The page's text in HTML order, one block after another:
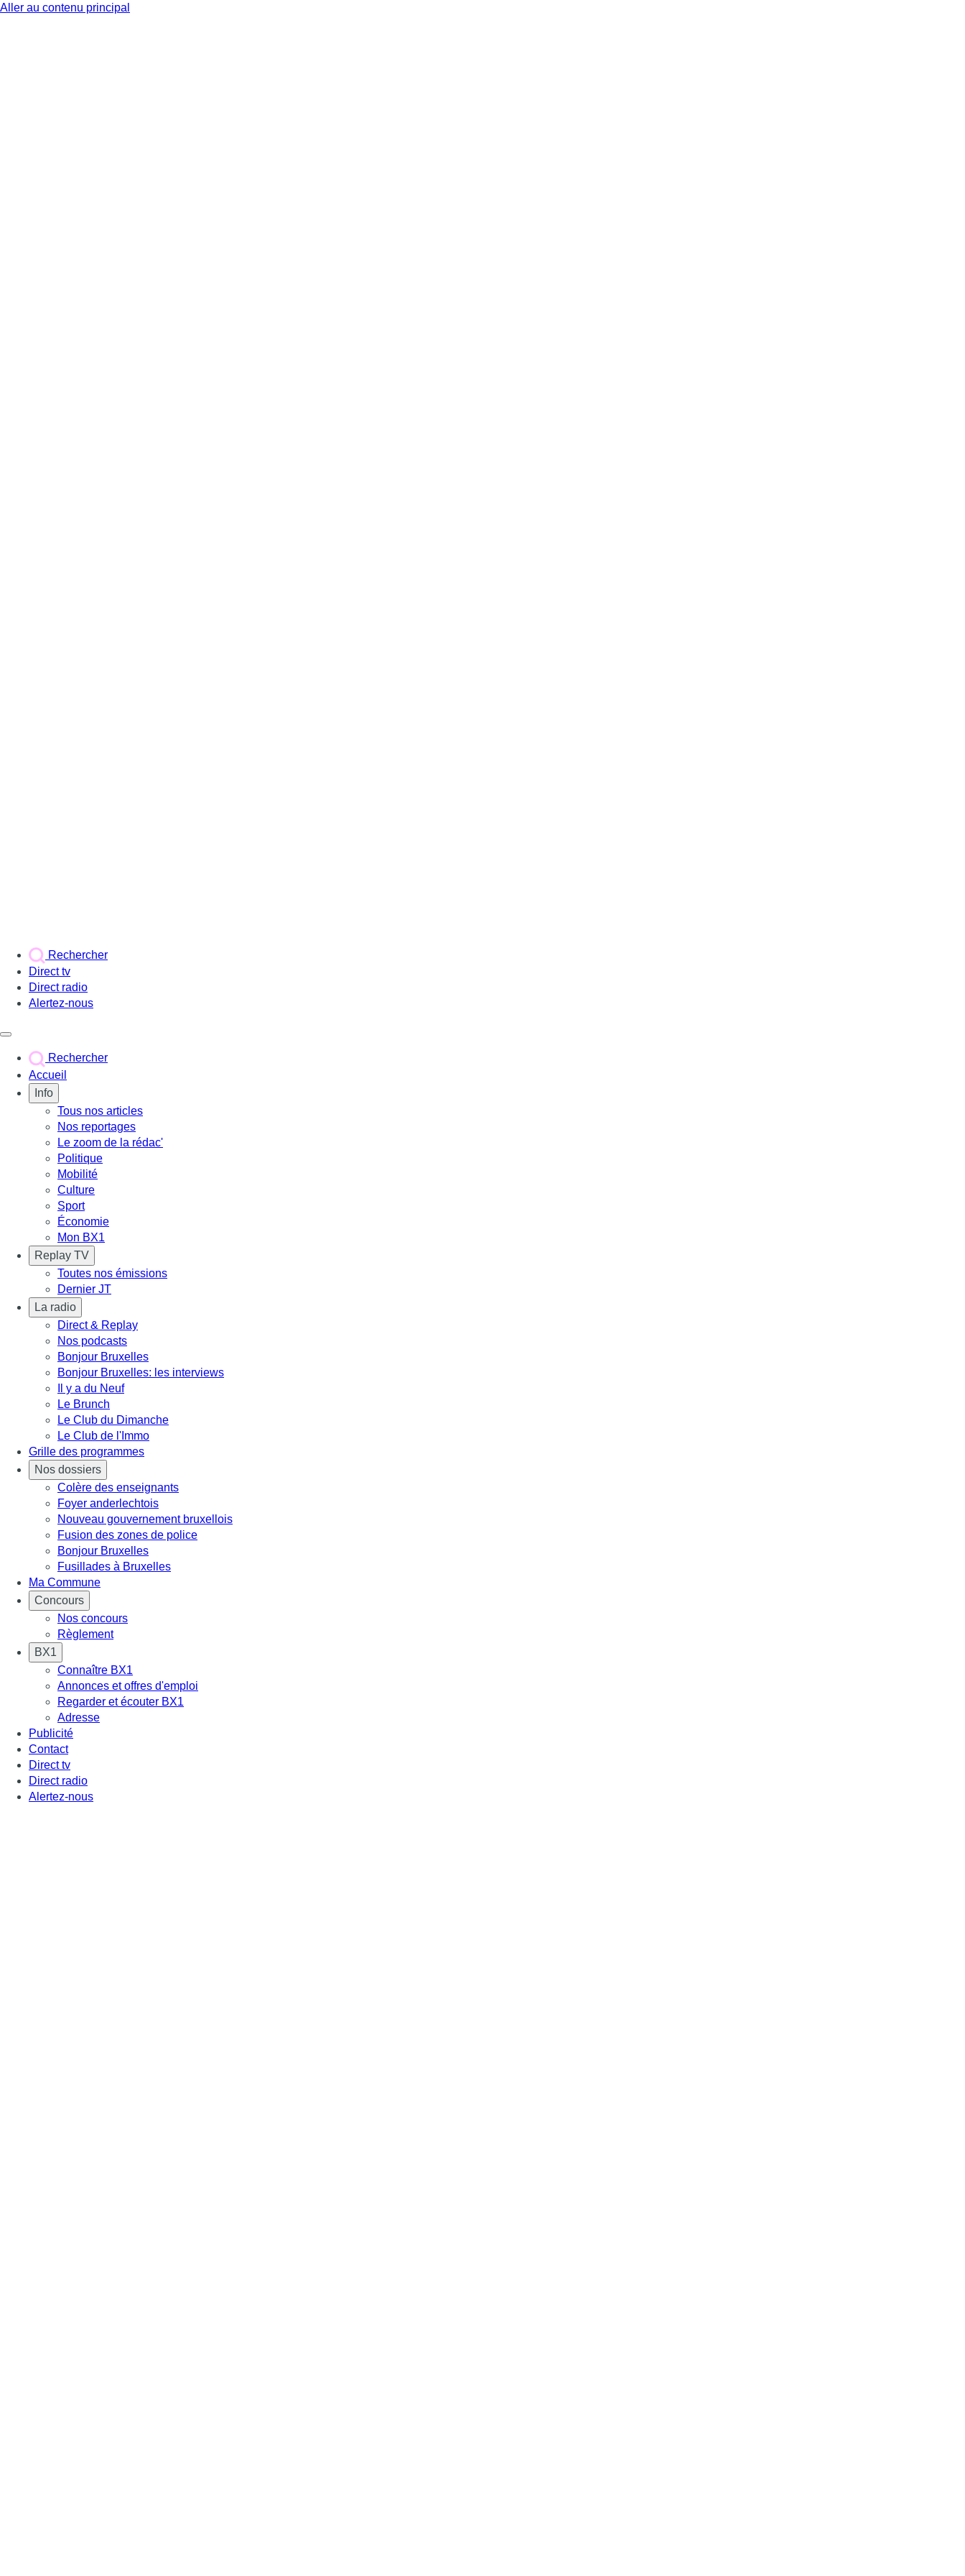
Aller au contenu principal
Rechercher
Direct tv
Direct radio
Alertez-nous
Rechercher
Accueil
Info
Tous nos articles
Nos reportages
Le zoom de la rédac'
Politique
Mobilité
Culture
Sport
Économie
Mon BX1
Replay TV
Toutes nos émissions
Dernier JT
La radio
Direct & Replay
Nos podcasts
Bonjour Bruxelles
Bonjour Bruxelles: les interviews
Il y a du Neuf
Le Brunch
Le Club du Dimanche
Le Club de l'Immo
Grille des programmes
Nos dossiers
Colère des enseignants
Foyer anderlechtois
Nouveau gouvernement bruxellois
Fusion des zones de police
Bonjour Bruxelles
Fusillades à Bruxelles
Ma Commune
Concours
Nos concours
Règlement
BX1
Connaître BX1
Annonces et offres d'emploi
Regarder et écouter BX1
Adresse
Publicité
Contact
Direct tv
Direct radio
Alertez-nous